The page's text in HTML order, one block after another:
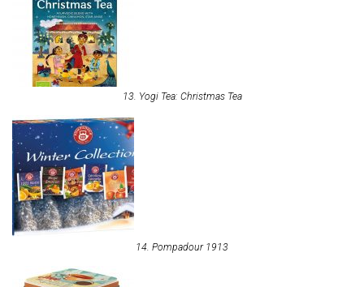
13. Yogi Tea: Christmas Tea
14. Pompadour 1913